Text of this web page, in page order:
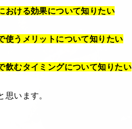
おける効果について知りたい
使うメリットについて知りたい
飲むタイミングについて知りたい
思います。